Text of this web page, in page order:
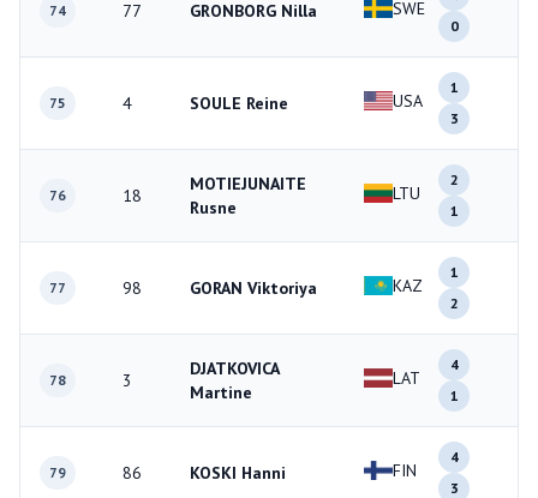
74 77 GRONBORG Nilla SWE
0
75 4 SOULE Reine USA
1
3
76 18
MOTIEJUNAITE
Rusne
LTU
2
1
77 98 GORAN Viktoriya KAZ
1
2
78 3
DJATKOVICA
Martine
LAT
4
1
79 86 KOSKI Hanni FIN
4
3